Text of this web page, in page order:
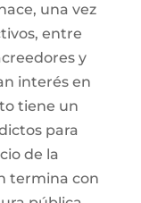
una vez
entre
y
interés en
tiene un
para
de la
termina con